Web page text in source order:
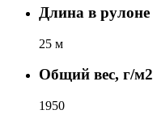
Длина в рулоне
25 м
Общий вес, г/м2
1950